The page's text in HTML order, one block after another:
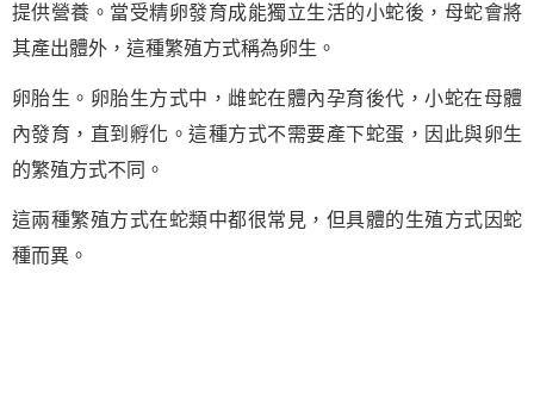
提供營養。當受精卵發育成能獨立生活的小蛇後，母蛇會將
其產出體外，這種繁殖方式稱為卵生。
卵胎生。卵胎生方式中，雌蛇在體內孕育後代，小蛇在母體
內發育，直到孵化。這種方式不需要產下蛇蛋，因此與卵生
的繁殖方式不同。
這兩種繁殖方式在蛇類中都很常見，但具體的生殖方式因蛇
種而異。